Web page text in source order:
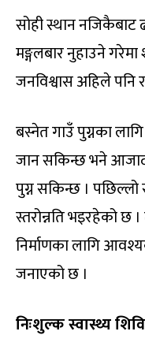
सोही स्थान
मङ्गलबार नुहाउने
जनविश्वास अहिले
बस्नेत गाउँ पुग्नका
जान सकिन्छ भने
पुग्न सकिन्छ । पछिल्लो
स्तरोन्नति भइरहेको
निर्माणका लागि
जनाएको छ ।
निःशुल्क स्वास्थ्य